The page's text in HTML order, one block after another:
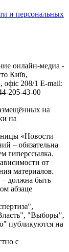
и персональных
онлайн-медиа -
Київ,
208/1 E-mail:
205-43-00
на
на
«Новости
– обязательна
гиперссылка.
от
материалов.
– должна быть
абзаце
"Выборы",
публикуются на
с